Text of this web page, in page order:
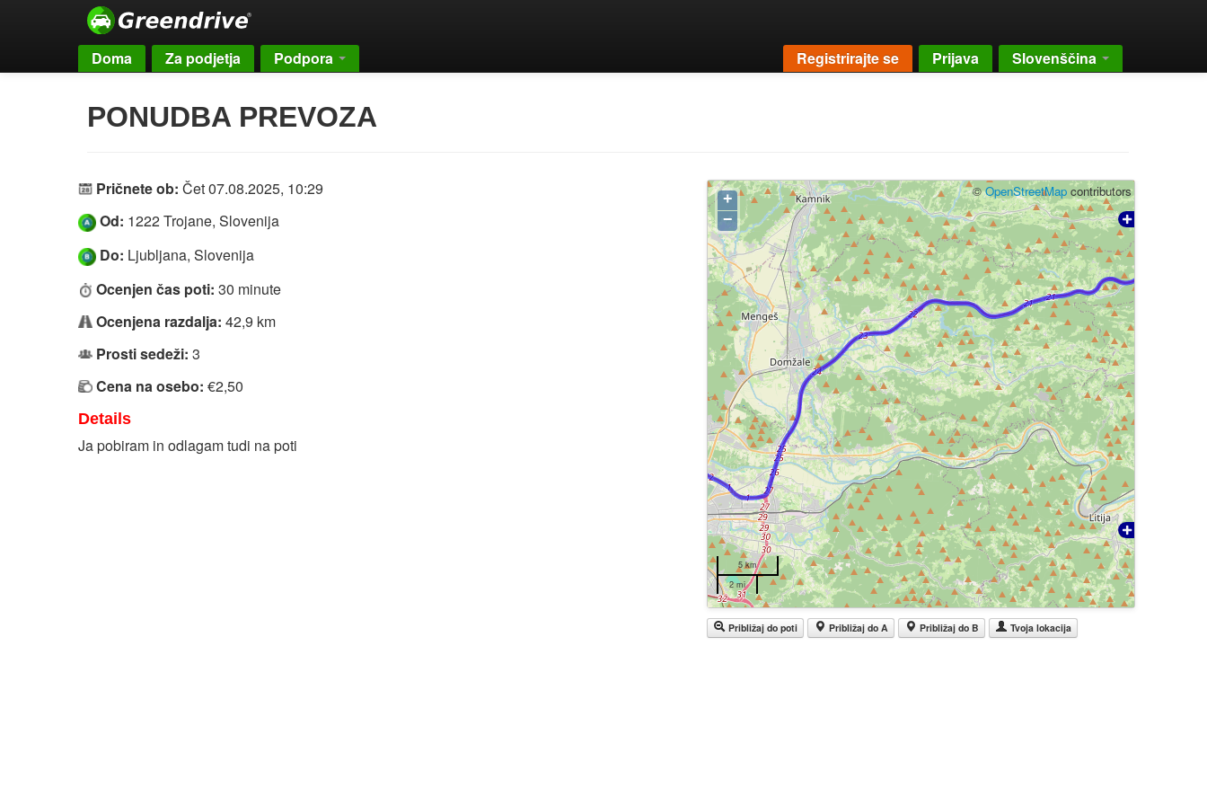
Doma Za podjetja Podpora Registrirajte se Prijava Slovenščina
PONUDBA PREVOZA
Pričnete ob: Čet 07.08.2025, 10:29
Od: 1222 Trojane, Slovenija
Do: Ljubljana, Slovenija
Ocenjen čas poti: 30 minute
Ocenjena razdalja: 42,9 km
Prosti sedeži: 3
Cena na osebo: €2,50
Details
Ja pobiram in odlagam tudi na poti
+
−
©OpenStreetMapcontributors
5 km
2 mi
Približaj do poti Približaj do A Približaj do B Tvoja lokacija